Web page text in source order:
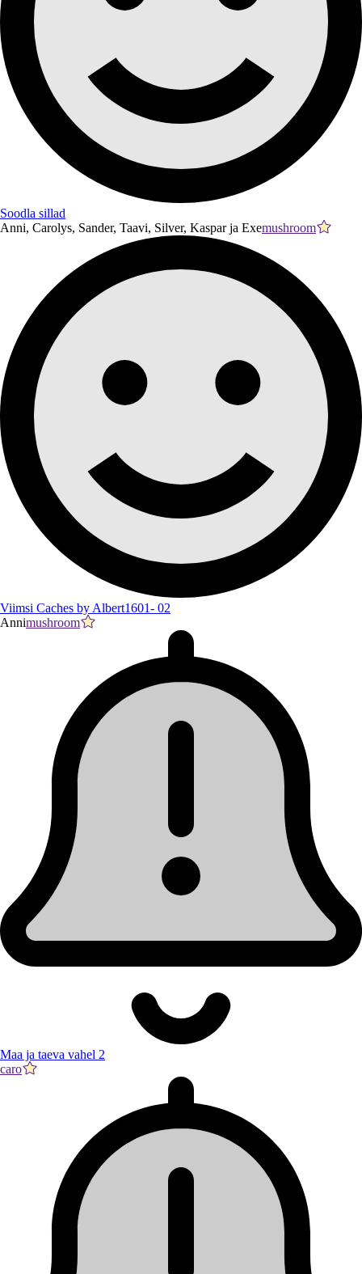
Soodla sillad
Anni, Carolys, Sander, Taavi, Silver, Kaspar ja Exemushroom
Viimsi Caches by Albert1601- 02
Annimushroom
Maa ja taeva vahel 2
caro